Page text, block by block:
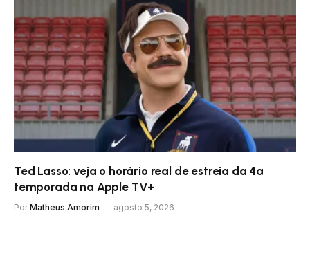
Ted Lasso: veja o horário real de estreia da 4ª
temporada na Apple TV+
Por Matheus Amorim agosto 5, 2026